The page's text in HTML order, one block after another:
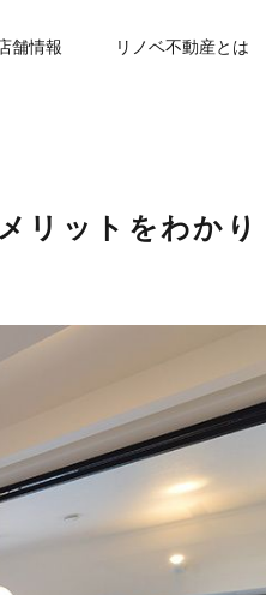
舗情報 リノベ不動産とは
リットをわかり